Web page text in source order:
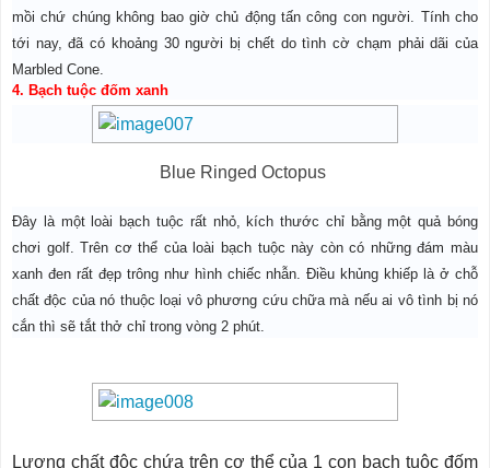
mồi chứ chúng không bao giờ chủ động tấn công con người. Tính cho
tới nay, đã có khoảng 30 người bị chết do tình cờ chạm phải dãi của
Marbled Cone.
4. Bạch tuộc đốm xanh
Blue Ringed Octopus
Đây là một loài bạch tuộc rất nhỏ, kích thước chỉ bằng một quả bóng
chơi golf. Trên cơ thể của loài bạch tuộc này còn có những đám màu
xanh đen rất đẹp trông như hình chiếc nhẫn. Điều khủng khiếp là ở chỗ
chất độc của nó thuộc loại vô phương cứu chữa mà nếu ai vô tình bị nó
cắn thì sẽ tắt thở chỉ trong vòng 2 phút.
Lượng chất độc chứa trên cơ thể của 1 con bạch tuộc đốm